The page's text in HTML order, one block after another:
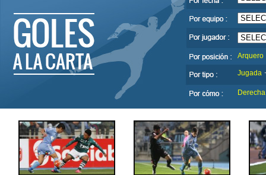
Arquero
Jugada
Derecha